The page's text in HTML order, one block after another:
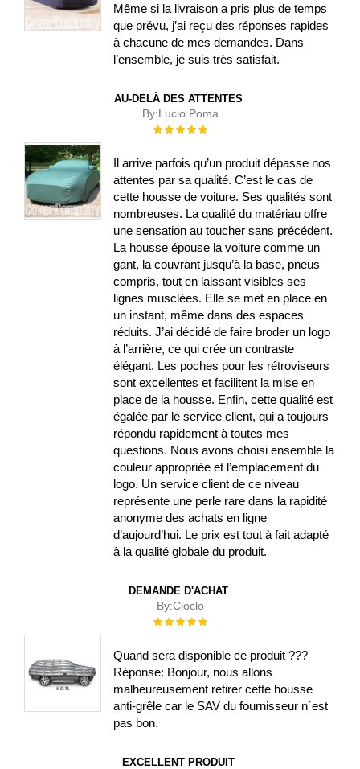
Même si la livraison a pris plus de temps
que prévu, j’ai reçu des réponses rapides
à chacune de mes demandes. Dans
l’ensemble, je suis très satisfait.
AU-DELÀ DES ATTENTES
By:Lucio Poma
Évaluation :
Il arrive parfois qu’un produit dépasse nos
attentes par sa qualité. C’est le cas de
cette housse de voiture. Ses qualités sont
nombreuses. La qualité du matériau offre
une sensation au toucher sans précédent.
La housse épouse la voiture comme un
gant, la couvrant jusqu’à la base, pneus
compris, tout en laissant visibles ses
lignes musclées. Elle se met en place en
un instant, même dans des espaces
réduits. J’ai décidé de faire broder un logo
à l’arrière, ce qui crée un contraste
élégant. Les poches pour les rétroviseurs
sont excellentes et facilitent la mise en
place de la housse. Enfin, cette qualité est
égalée par le service client, qui a toujours
répondu rapidement à toutes mes
questions. Nous avons choisi ensemble la
couleur appropriée et l’emplacement du
logo. Un service client de ce niveau
représente une perle rare dans la rapidité
anonyme des achats en ligne
d’aujourd’hui. Le prix est tout à fait adapté
à la qualité globale du produit.
DEMANDE D'ACHAT
By:Cloclo
Évaluation :
Quand sera disponible ce produit ???
Réponse: Bonjour, nous allons
malheureusement retirer cette housse
anti-grêle car le SAV du fournisseur n´est
pas bon.
EXCELLENT PRODUIT